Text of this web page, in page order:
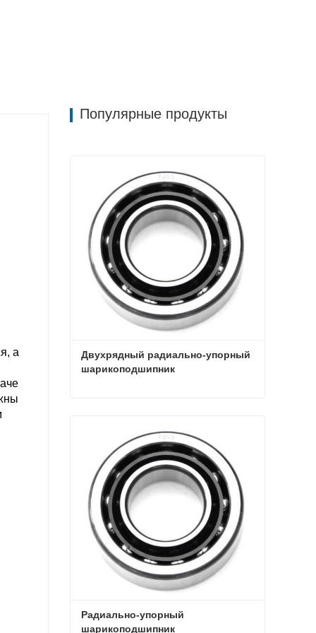
а
Популярные продукты
Двухрядный радиально-упорный
шарикоподшипник
Связаться сейчас
Радиально-упорный
шарикоподшипник